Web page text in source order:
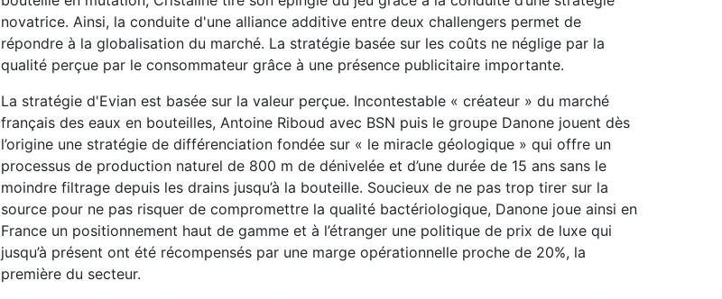
novatrice. Ainsi, la conduite d'une alliance additive entre deux challengers permet de
répondre à la globalisation du marché. La stratégie basée sur les coûts ne néglige par la
qualité perçue par le consommateur grâce à une présence publicitaire importante.
La stratégie d'Evian est basée sur la valeur perçue. Incontestable « créateur » du marché
français des eaux en bouteilles, Antoine Riboud avec BSN puis le groupe Danone jouent dès
l’origine une stratégie de différenciation fondée sur « le miracle géologique » qui offre un
processus de production naturel de 800 m de dénivelée et d’une durée de 15 ans sans le
moindre filtrage depuis les drains jusqu’à la bouteille. Soucieux de ne pas trop tirer sur la
source pour ne pas risquer de compromettre la qualité bactériologique, Danone joue ainsi en
France un positionnement haut de gamme et à l’étranger une politique de prix de luxe qui
jusqu’à présent ont été récompensés par une marge opérationnelle proche de 20%, la
première du secteur.